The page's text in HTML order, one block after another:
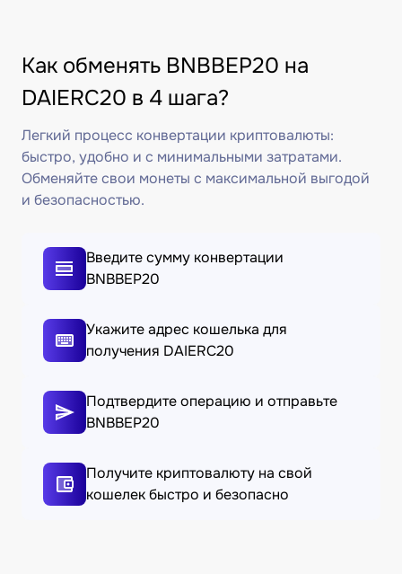
Как обменять BNBBEP20 на
DAIERC20 в 4 шага?
Легкий процесс конвертации криптовалюты:
быстро, удобно и с минимальными затратами.
Обменяйте свои монеты с максимальной выгодой
и безопасностью.
Введите сумму конвертации
BNBBEP20
Укажите адрес кошелька для
получения DAIERC20
Подтвердите операцию и отправьте
BNBBEP20
Получите криптовалюту на свой
кошелек быстро и безопасно